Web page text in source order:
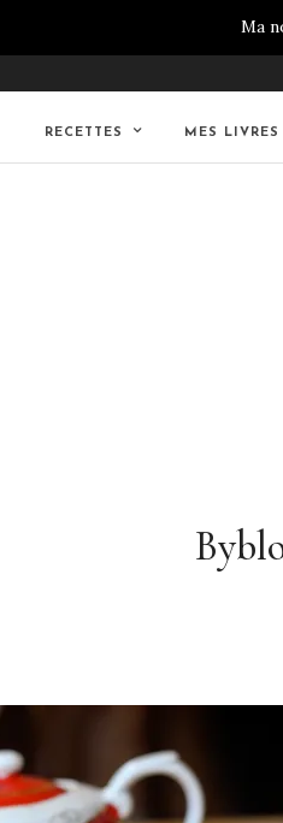
Ma
RECETTES MES LIVRES